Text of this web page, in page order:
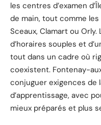
les centres d’examen
de main, tout comme
Sceaux, Clamart ou
d’horaires souples et
tout dans un cadre où
coexistent. Fontenay-
conjuguer exigences
d’apprentissage, avec
mieux préparés et plus